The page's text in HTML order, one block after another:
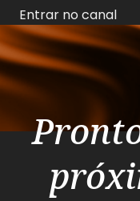
Entrar no canal